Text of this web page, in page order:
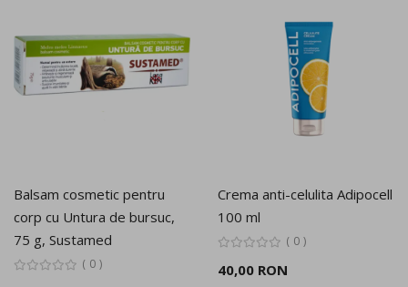
Balsam cosmetic pentru
corp cu Untura de bursuc,
75 g, Sustamed
0
Crema anti-celulita Adipocell
100 ml
0
40,00 RON